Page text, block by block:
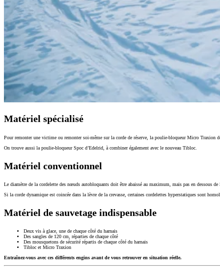
Matériel spécialisé
Pour remonter une victime ou remonter soi-même sur la corde de réserve, la poulie-bloqueur Micro Traxion
On trouve aussi la poulie-bloqueur Spoc d’Edelrid, à combiner également avec le nouveau Tibloc.
Matériel conventionnel
Le diamètre de la cordelette des nœuds autobloquants doit être abaissé au maximum, mais pas en dessous
Si la corde dynamique est coincée dans la lèvre de la crevasse, certaines cordelettes hyperstatiques sont
Matériel de sauvetage indispensable
Deux vis à glace, une de chaque côté du harnais
Des sangles de 120 cm, réparties de chaque côté
Des mousquetons de sécurité répartis de chaque côté du harnais
Tibloc et Micro Traxion
Entraînez-vous avec ces différents engins avant de vous retrouver en situation réelle.